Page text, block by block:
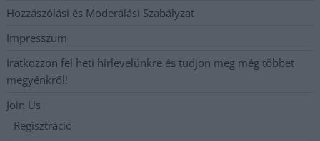
Hozzászólási és Moderálási Szabályzat
Impresszum
Iratkozzon fel heti hírlevelünkre és tudjon meg még többet
megyénkről!
Join Us
Regisztráció